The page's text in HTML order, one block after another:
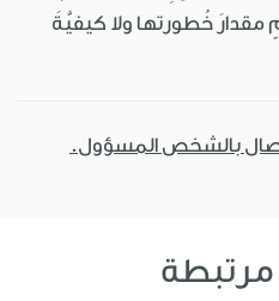
خُطورتها ولا كيفيَّةَ
بالشخص المسؤول.
مرتبطة